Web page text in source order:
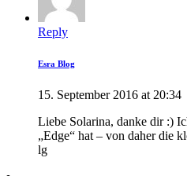
Reply
Esra Blog
15. September 2016 at 20:34
Liebe Solarina, danke dir :)
„Edge“ hat – von daher die
lg